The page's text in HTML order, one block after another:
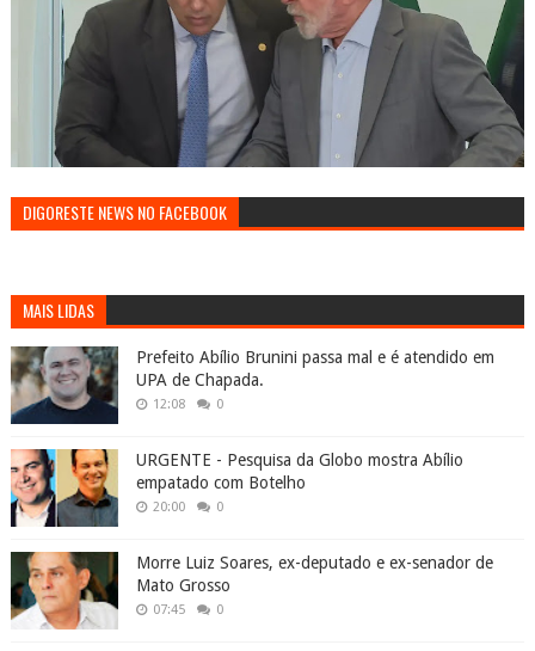
DIGORESTE NEWS NO FACEBOOK
MAIS LIDAS
Prefeito Abílio Brunini passa mal e é atendido em
UPA de Chapada.
12:08 0
URGENTE - Pesquisa da Globo mostra Abílio
empatado com Botelho
20:00 0
Morre Luiz Soares, ex-deputado e ex-senador de
Mato Grosso
07:45 0